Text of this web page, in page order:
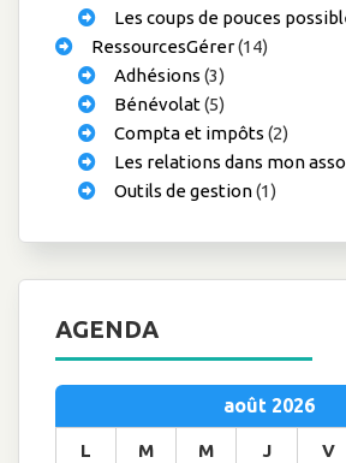
Les coups de pouces
RessourcesGérer(14)
Adhésions (3)
Bénévolat(5)
Compta et impôts (2)
Les relations dans mon asso
Outils de gestion(1)
AGENDA
août 2026
L M M J V